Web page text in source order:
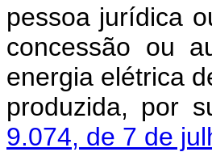
pessoa jurídica
concessão ou
energia elétrica
produzida, por
9.074, de 7 de